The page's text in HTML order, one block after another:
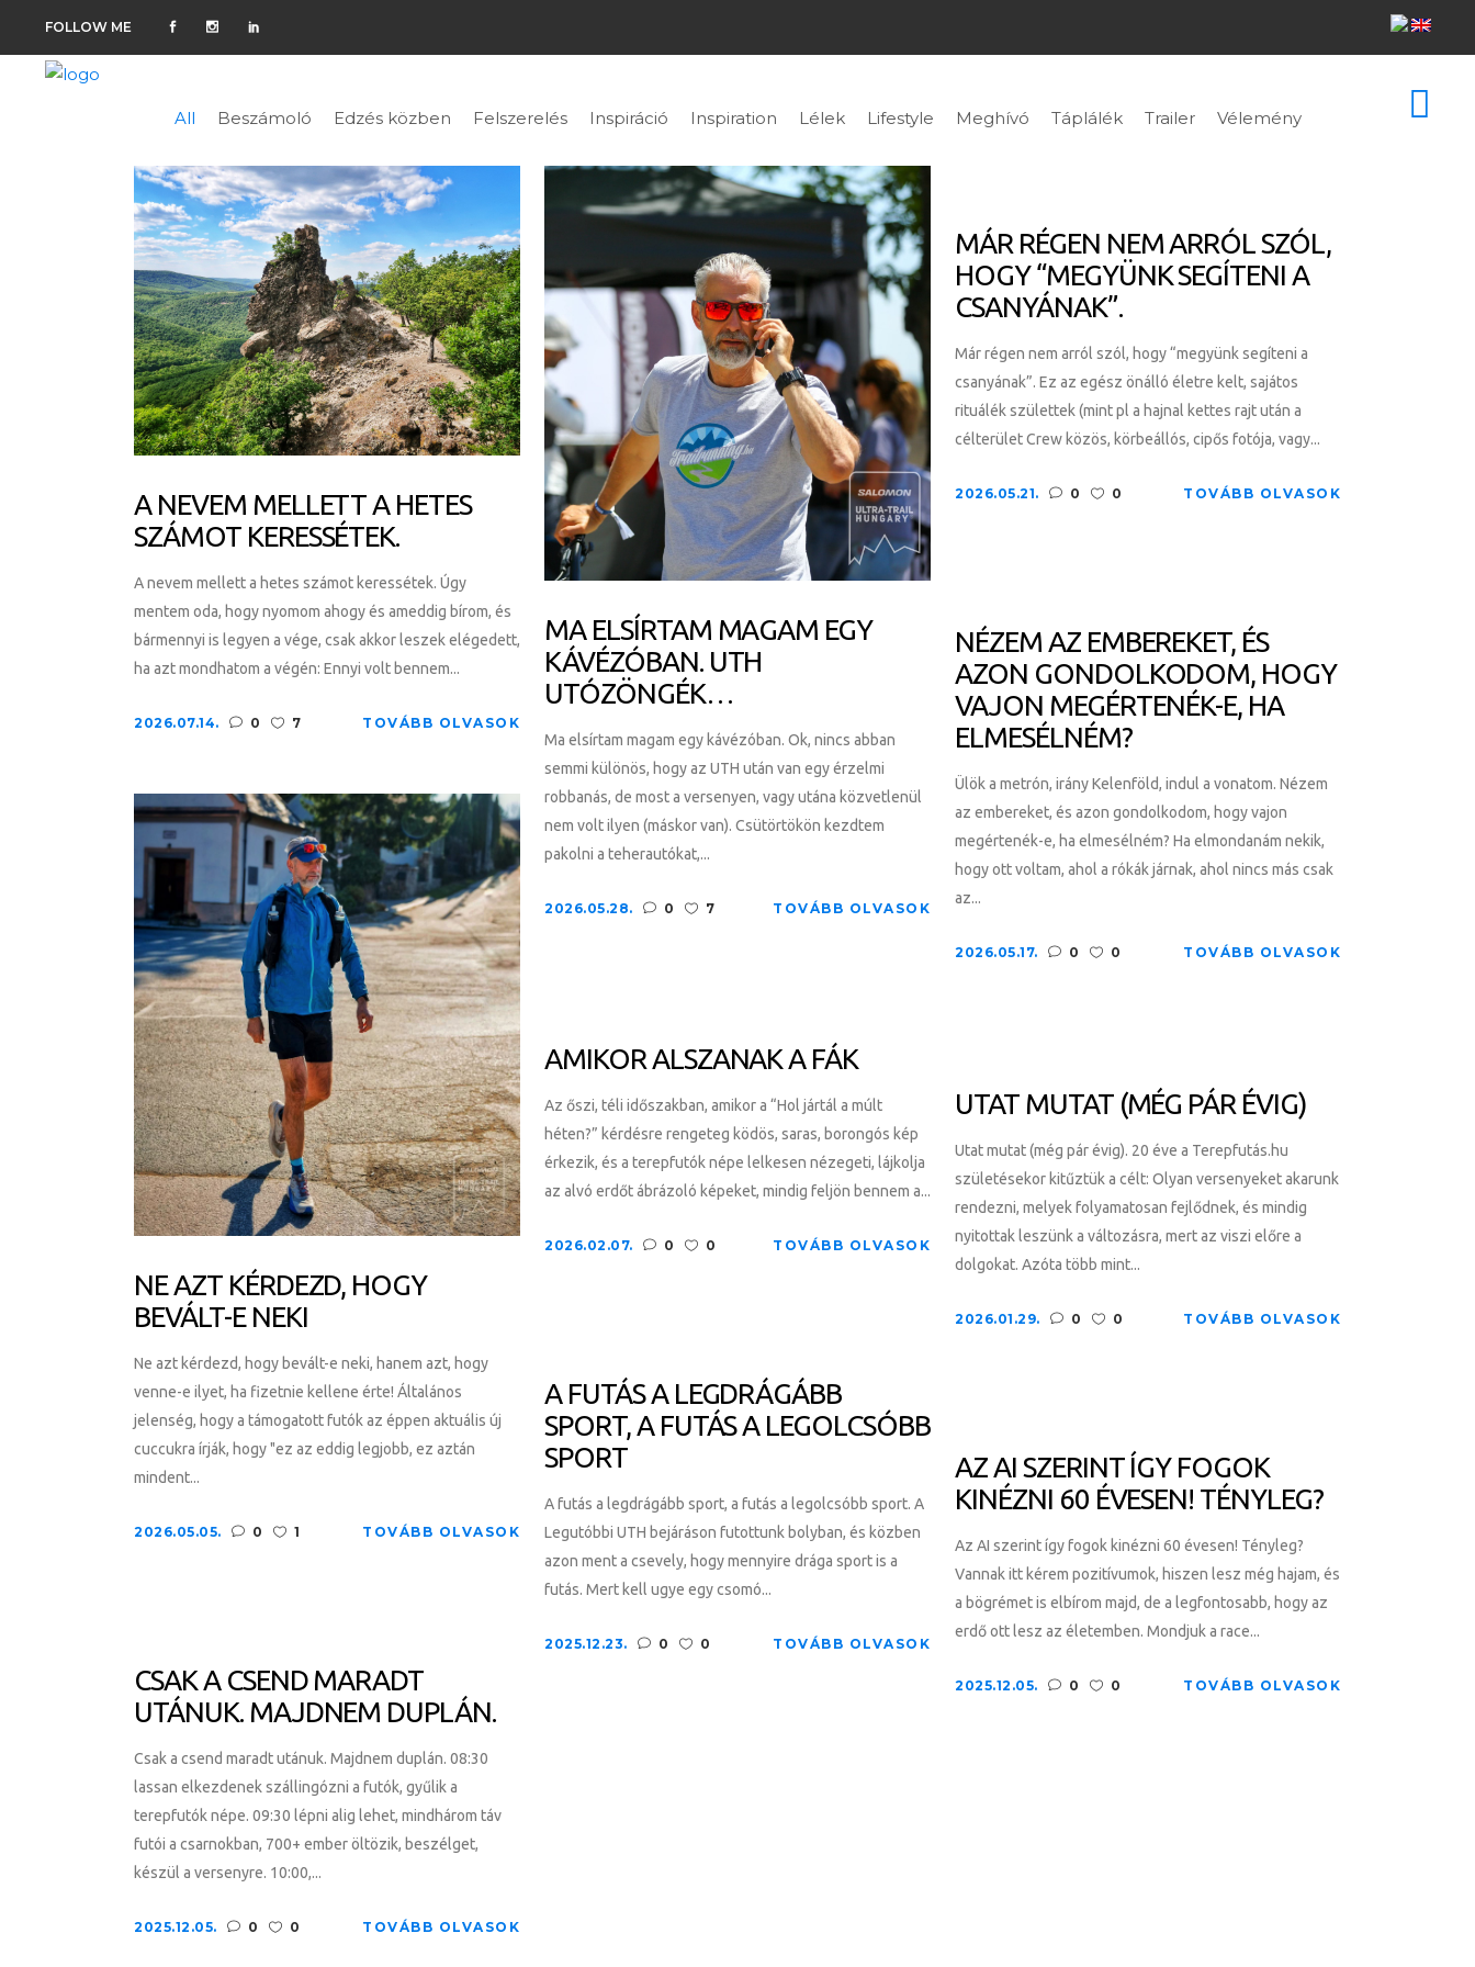
FOLLOW ME
All Beszámoló Edzés közben Felszerelés Inspiráció Inspiration Lélek Lifestyle Meghívó Táplálék Trailer Vélemény
A NEVEM MELLETT A HETES
SZÁMOT KERESSÉTEK.
A nevem mellett a hetes számot keressétek. Úgy
mentem oda, hogy nyomom ahogy és ameddig bírom, és
bármennyi is legyen a vége, csak akkor leszek elégedett,
ha azt mondhatom a végén: Ennyi volt bennem...
2026.07.14. 0 7 TOVÁBB OLVASOK
MA ELSÍRTAM MAGAM EGY
KÁVÉZÓBAN. UTH
UTÓZÖNGÉK…
Ma elsírtam magam egy kávézóban. Ok, nincs abban
semmi különös, hogy az UTH után van egy érzelmi
robbanás, de most a versenyen, vagy utána közvetlenül
nem volt ilyen (máskor van). Csütörtökön kezdtem
pakolni a teherautókat,...
2026.05.28. 0 7 TOVÁBB OLVASOK
MÁR RÉGEN NEM ARRÓL SZÓL,
HOGY “MEGYÜNK SEGÍTENI A
CSANYÁNAK”.
Már régen nem arról szól, hogy “megyünk segíteni a
csanyának”. Ez az egész önálló életre kelt, sajátos
rituálék születtek (mint pl a hajnal kettes rajt után a
célterület Crew közös, körbeállós, cipős fotója, vagy...
2026.05.21. 0 0 TOVÁBB OLVASOK
NÉZEM AZ EMBEREKET, ÉS
AZON GONDOLKODOM, HOGY
VAJON MEGÉRTENÉK-E, HA
ELMESÉLNÉM?
Ülök a metrón, irány Kelenföld, indul a vonatom. Nézem
az embereket, és azon gondolkodom, hogy vajon
megértenék-e, ha elmesélném? Ha elmondanám nekik,
hogy ott voltam, ahol a rókák járnak, ahol nincs más csak
az...
2026.05.17. 0 0 TOVÁBB OLVASOK
NE AZT KÉRDEZD, HOGY
BEVÁLT-E NEKI
Ne azt kérdezd, hogy bevált-e neki, hanem azt, hogy
venne-e ilyet, ha fizetnie kellene érte! Általános
jelenség, hogy a támogatott futók az éppen aktuális új
cuccukra írják, hogy "ez az eddig legjobb, ez aztán
mindent...
2026.05.05. 0 1 TOVÁBB OLVASOK
AMIKOR ALSZANAK A FÁK
Az őszi, téli időszakban, amikor a “Hol jártál a múlt
héten?” kérdésre rengeteg ködös, saras, borongós kép
érkezik, és a terepfutók népe lelkesen nézegeti, lájkolja
az alvó erdőt ábrázoló képeket, mindig feljön bennem a...
2026.02.07. 0 0 TOVÁBB OLVASOK
UTAT MUTAT (MÉG PÁR ÉVIG)
Utat mutat (még pár évig). 20 éve a Terepfutás.hu
születésekor kitűztük a célt: Olyan versenyeket akarunk
rendezni, melyek folyamatosan fejlődnek, és mindig
nyitottak leszünk a változásra, mert az viszi előre a
dolgokat. Azóta több mint...
2026.01.29. 0 0 TOVÁBB OLVASOK
A FUTÁS A LEGDRÁGÁBB
SPORT, A FUTÁS A LEGOLCSÓBB
SPORT
A futás a legdrágább sport, a futás a legolcsóbb sport. A
Legutóbbi UTH bejáráson futottunk bolyban, és közben
azon ment a csevely, hogy mennyire drága sport is a
futás. Mert kell ugye egy csomó...
2025.12.23. 0 0 TOVÁBB OLVASOK
AZ AI SZERINT ÍGY FOGOK
KINÉZNI 60 ÉVESEN! TÉNYLEG?
Az AI szerint így fogok kinézni 60 évesen! Tényleg?
Vannak itt kérem pozitívumok, hiszen lesz még hajam, és
a bögrémet is elbírom majd, de a legfontosabb, hogy az
erdő ott lesz az életemben. Mondjuk a race...
2025.12.05. 0 0 TOVÁBB OLVASOK
CSAK A CSEND MARADT
UTÁNUK. MAJDNEM DUPLÁN.
Csak a csend maradt utánuk. Majdnem duplán. 08:30
lassan elkezdenek szállingózni a futók, gyűlik a
terepfutók népe. 09:30 lépni alig lehet, mindhárom táv
futói a csarnokban, 700+ ember öltözik, beszélget,
készül a versenyre. 10:00,...
2025.12.05. 0 0 TOVÁBB OLVASOK